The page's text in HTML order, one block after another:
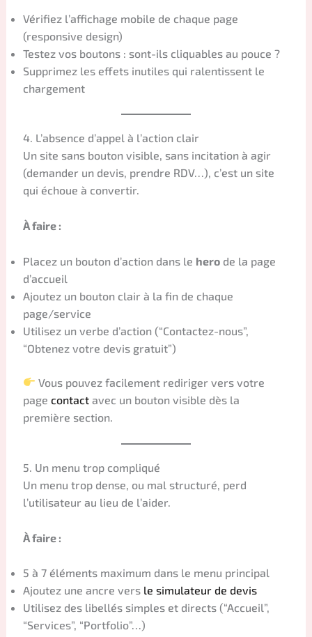
Vérifiez l’affichage mobile de chaque page
(responsive design)
Testez vos boutons : sont-ils cliquables au pouce ?
Supprimez les effets inutiles qui ralentissent le
chargement
4. L’absence d’appel à l’action clair
Un site sans bouton visible, sans incitation à agir
(demander un devis, prendre RDV…), c’est un site
qui échoue à convertir.
À faire :
Placez un bouton d’action dans le herode la page
d’accueil
Ajoutez un bouton clair à la fin de chaque
page/service
Utilisez un verbe d’action (“Contactez-nous”,
“Obtenez votre devis gratuit”)
Vous pouvez facilement rediriger vers votre
page contactavec un bouton visible dès la
première section.
5. Un menu trop compliqué
Un menu trop dense, ou mal structuré, perd
l’utilisateur au lieu de l’aider.
À faire :
5 à 7 éléments maximum dans le menu principal
Ajoutez une ancre vers le simulateur de devis
Utilisez des libellés simples et directs (“Accueil”,
“Services”, “Portfolio”…)